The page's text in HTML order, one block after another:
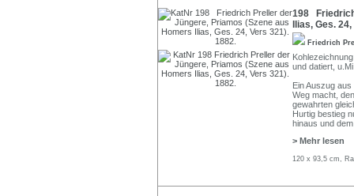
198
Ilias, Ges.
Friedrich
und datiert,
Ein Auszug
Weg macht,
gewahrten
Hurtig bestieg
hinaus und
> Mehr lesen
120 x 93,5 cm,